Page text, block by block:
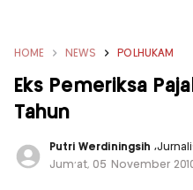
HOME NEWS POLHUKAM
Eks Pemeriksa
Tahun
Putri Werdiningsih ,
Jum'at, 05 November